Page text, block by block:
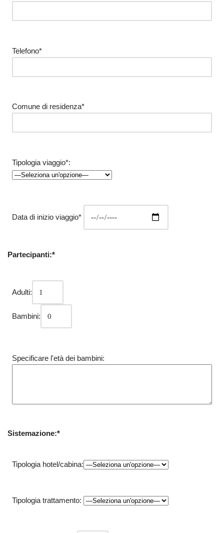
Telefono*
Comune di residenza*
Tipologia viaggio*:
Data di inizio viaggio*
Partecipanti:*
Adulti:
Bambini:
Specificare l'età dei bambini:
Sistemazione:*
Tipologia hotel/cabina:
Tipologia trattamento: